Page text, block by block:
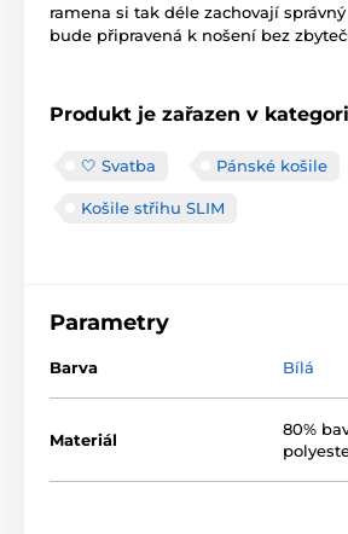
ramena si tak déle zachovají
bude připravená k nošení bez
Produkt je zařazen v
🤍 Svatba Pánské košile
Košile střihu SLIM
Parametry
Barva Bílá
Materiál
80%